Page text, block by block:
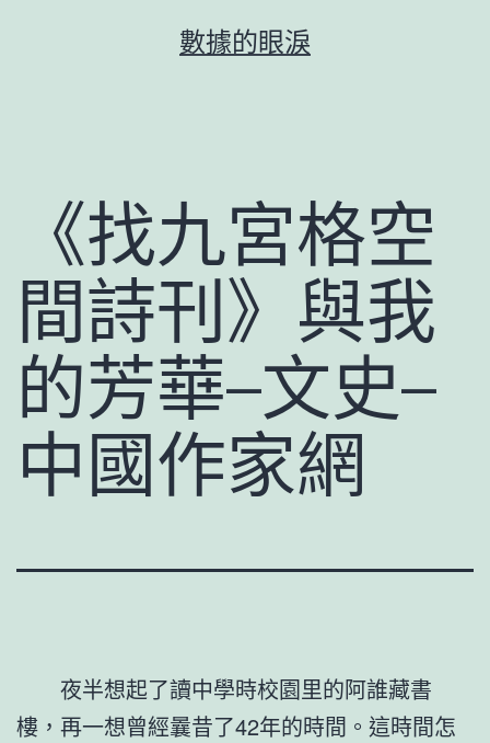
數據的眼淚
《找九宮格空
間詩刊》與我
的芳華–文史–
中國作家網
夜半想起了讀中學時校園里的阿誰藏書
樓，再一想曾經曩昔了42年的時間。這時間怎